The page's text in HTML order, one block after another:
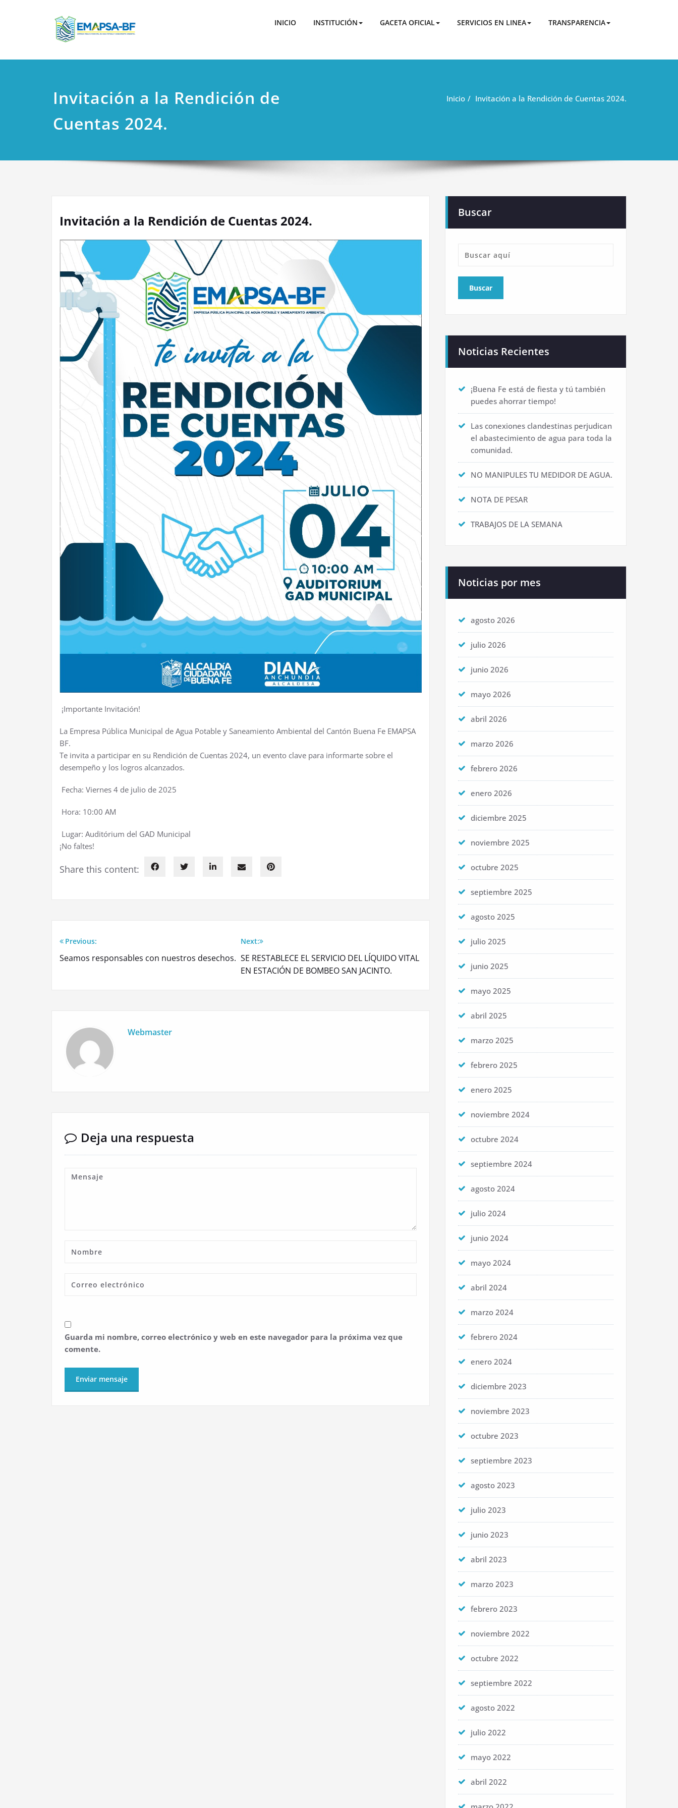
INICIO INSTITUCIÓN GACETA OFICIAL SERVICIOS EN LINEA TRANSPARENCIA
Invitación a la Rendición de
Cuentas 2024.
Inicio Invitación a la Rendición de Cuentas 2024.
Invitación a la Rendición de Cuentas 2024.
¡Importante Invitación!
La Empresa Pública Municipal de Agua Potable y Saneamiento Ambiental del Cantón Buena Fe EMAPSA
BF.
Te invita a participar en su Rendición de Cuentas 2024, un evento clave para informarte sobre el
desempeño y los logros alcanzados.
Fecha: Viernes 4 de julio de 2025
Hora: 10:00 AM
Lugar: Auditórium del GAD Municipal
¡No faltes!
Share this content:
Navegación
Previous:
Seamos responsables con nuestros desechos.
Next:
SE RESTABLECE EL SERVICIO DEL LÍQUIDO VITAL
EN ESTACIÓN DE BOMBEO SAN JACINTO.
Webmaster
Deja una respuesta
Guarda mi nombre, correo electrónico y web en este navegador para la próxima vez que
comente.
Buscar
Noticias Recientes
¡Buena Fe está de fiesta y tú también
puedes ahorrar tiempo!
Las conexiones clandestinas perjudican
el abastecimiento de agua para toda la
comunidad.
NO MANIPULES TU MEDIDOR DE AGUA.
NOTA DE PESAR
TRABAJOS DE LA SEMANA
Noticias por mes
agosto 2026
julio 2026
junio 2026
mayo 2026
abril 2026
marzo 2026
febrero 2026
enero 2026
diciembre 2025
noviembre 2025
octubre 2025
septiembre 2025
agosto 2025
julio 2025
junio 2025
mayo 2025
abril 2025
marzo 2025
febrero 2025
enero 2025
noviembre 2024
octubre 2024
septiembre 2024
agosto 2024
julio 2024
junio 2024
mayo 2024
abril 2024
marzo 2024
febrero 2024
enero 2024
diciembre 2023
noviembre 2023
octubre 2023
septiembre 2023
agosto 2023
julio 2023
junio 2023
abril 2023
marzo 2023
febrero 2023
noviembre 2022
octubre 2022
septiembre 2022
agosto 2022
julio 2022
mayo 2022
abril 2022